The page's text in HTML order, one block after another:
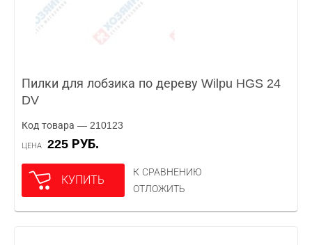
Пилки для лобзика по дереву Wilpu HGS 24
DV
Код товара — 210123
ЦЕНА 225 РУБ.
КУПИТЬ
К СРАВНЕНИЮ
ОТЛОЖИТЬ